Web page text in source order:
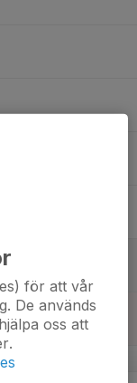
för att vår
De används
oss att